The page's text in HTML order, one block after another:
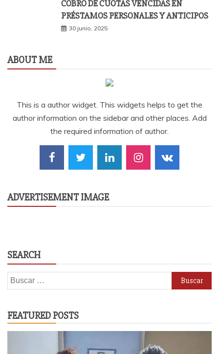
COBRO DE CUOTAS VENCIDAS EN
PRÉSTAMOS PERSONALES Y ANTICIPOS
30 junio, 2025
ABOUT ME
This is a author widget. This widgets helps to get the
author information on the sidebar and other places. Add
the required information of author.
ADVERTISEMENT IMAGE
SEARCH
Buscar:
FEATURED POSTS